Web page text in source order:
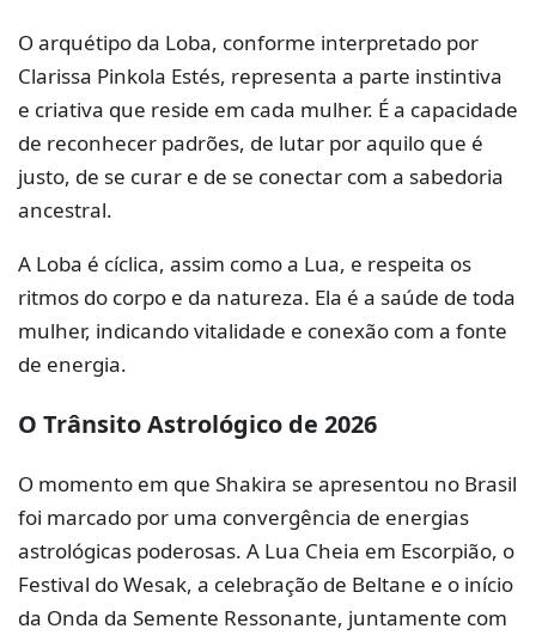
O arquétipo da Loba, conforme interpretado por
Clarissa Pinkola Estés, representa a parte instintiva
e criativa que reside em cada mulher. É a capacidade
de reconhecer padrões, de lutar por aquilo que é
justo, de se curar e de se conectar com a sabedoria
ancestral.
A Loba é cíclica, assim como a Lua, e respeita os
ritmos do corpo e da natureza. Ela é a saúde de toda
mulher, indicando vitalidade e conexão com a fonte
de energia.
O Trânsito Astrológico de 2026
O momento em que Shakira se apresentou no Brasil
foi marcado por uma convergência de energias
astrológicas poderosas. A Lua Cheia em Escorpião, o
Festival do Wesak, a celebração de Beltane e o início
da Onda da Semente Ressonante, juntamente com